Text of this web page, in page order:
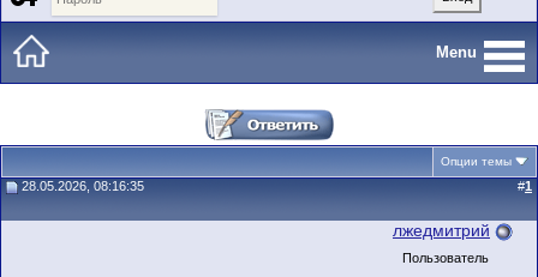
Menu
Опции темы
28.05.2026, 08:16:35 #1
лжедмитрий
Пользователь